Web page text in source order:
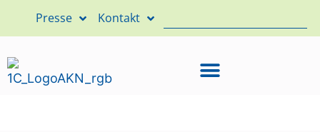
Presse Kontakt